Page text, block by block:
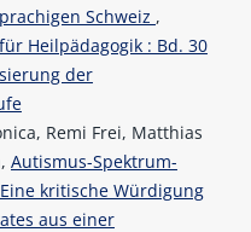
Schweiz ,
Heilpädagogik : Bd. 30
der
Remi Frei, Matthias
Autismus-Spektrum-
kritische Würdigung
aus einer